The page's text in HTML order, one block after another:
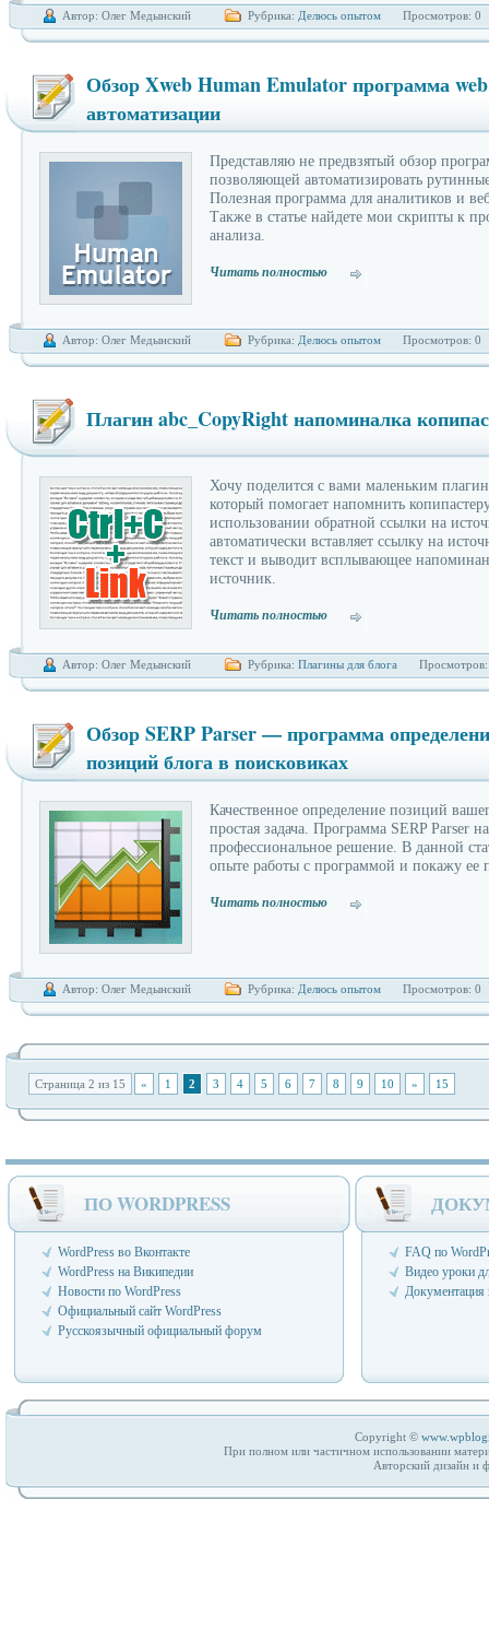
Автор: Олег Медынский Рубрика: Делюсь опытом Просмотров: 0
Обзор Xweb Human Emulator программа web
автоматизации
Представляю не предвзятый обзор
позволяющей автоматизировать
Полезная программа для аналитиков и
Также в статье найдете мои скрипты к
анализа.
Читать полностью
Автор: Олег Медынский Рубрика: Делюсь опытом Просмотров: 0
Плагин abc_CopyRight напоминалка
Хочу поделится с вами маленьким
который помогает напомнить
использовании обратной ссылки на
автоматически вставляет ссылку на
текст и выводит всплывающее
источник.
Читать полностью
Автор: Олег Медынский Рубрика: Плагины для блога
Обзор SERP Parser — программа
позиций блога в поисковиках
Качественное определение позиций
простая задача. Программа SERP Parser
профессиональное решение. В данной
опыте работы с программой и покажу
Читать полностью
Автор: Олег Медынский Рубрика: Делюсь опытом Просмотров: 0
Страница 2 из 15 « 1 2 3 4 5 6 7 8 9 10 » 15
ПО WORDPRESS
WordPress во Вконтакте
WordPress на Википедии
Новости по WordPress
Официальный сайт WordPress
Русскоязычный официальный форум
FAQ по
Видео уроки
Документация
Copyright ©
При полном или частичном использовании
Авторский дизайн и